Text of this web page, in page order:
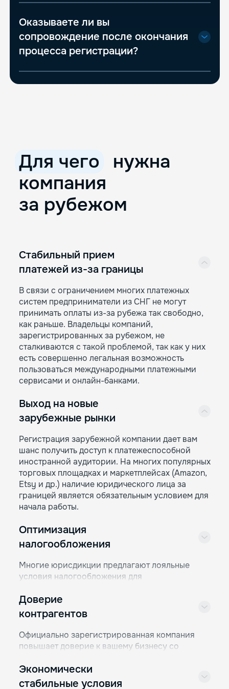
Оказываете ли вы
сопровождение после окончания
процесса регистрации?
Для чего
нужна
компания
за рубежом
Стабильный прием
платежей из-за границы
В связи с ограничением многих платежных
систем предприниматели из СНГ не могут
принимать оплаты из-за рубежа так свободно,
как раньше. Владельцы компаний,
зарегистрированных за рубежом, не
сталкиваются с такой проблемой, так как у них
есть совершенно легальная возможность
пользоваться международными платежными
сервисами и онлайн-банками.
Выход на новые
зарубежные рынки
Регистрация зарубежной компании дает вам
шанс получить доступ к платежеспособной
иностранной аудитории. На многих популярных
торговых площадках и маркетплейсах (Amazon,
Etsy и др.) наличие юридического лица за
границей является обязательным условием для
начала работы.
Оптимизация
налогообложения
Многие юрисдикции предлагают лояльные
условия налогообложения для
поможет вам сохранить большое количество
средств, тем более, что делать это можно, не
нарушая закон ни одного государства. Для
многих этот фактор имеет решающее значение.
Доверие
контрагентов
Официально зарегистрированная компания
повышает доверие к вашему бизнесу со
иначе придется взаимодействовать.
Поставщики, партнеры и инвесторы скорее
Экономически
стабильные условия